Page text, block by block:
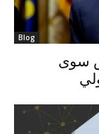
Blog
سوى